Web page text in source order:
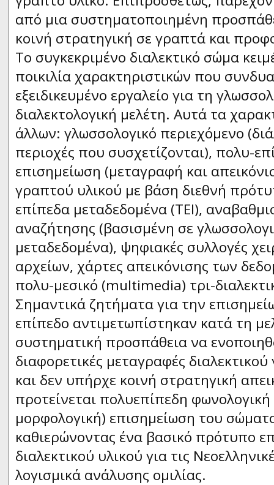
από μια συστηματοποιημένη
κοινή στρατηγική σε γραπτά και
Το συγκεκριμένο διαλεκτικό σώμα
ποικιλία χαρακτηριστικών που
εξειδικευμένο εργαλείο για τη
διαλεκτολογική μελέτη. Αυτά τα
άλλων: γλωσσολογικό περιεχόμενο
περιοχές που συσχετίζονται), πολυ-
επισημείωση (μεταγραφή και
γραπτού υλικού με βάση διεθνή
επίπεδα μεταδεδομένα (TEI),
αναζήτησης (βασισμένη σε
μεταδεδομένα), ψηφιακές συλλογές
αρχείων, χάρτες απεικόνισης των
πολυ-μεσικό (multimedia) τρι-
Σημαντικά ζητήματα για την
επίπεδο αντιμετωπίστηκαν κατά τη
συστηματική προσπάθεια να
διαφορετικές μεταγραφές
και δεν υπήρχε κοινή στρατηγική
προτείνεται πολυεπίπεδη
μορφολογική) επισημείωση του
καθιερώνοντας ένα βασικό πρότυπο
διαλεκτικού υλικού για τις
λογισμικά ανάλυσης ομιλίας.